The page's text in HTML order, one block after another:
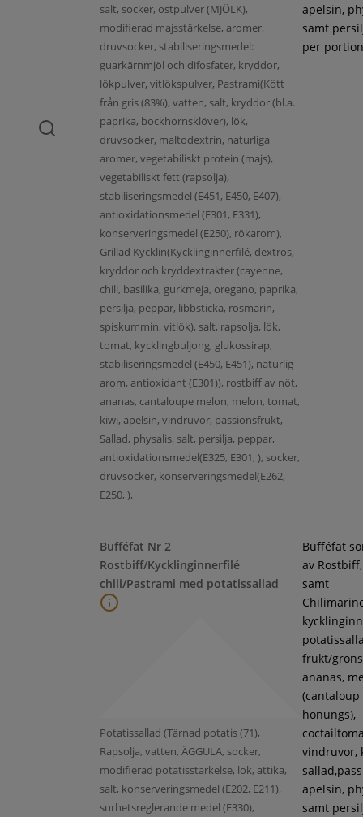
salt, socker, ostpulver (MJÖLK),
modifierad majsstärkelse, aromer,
druvsocker, stabiliseringsmedel:
guarkärnmjöl och difosfater, kryddor,
lökpulver, vitlökspulver, Pastrami(Kött
från gris (83%), vatten, salt, kryddor (bl.a.
paprika, bockhornsklöver), lök,
druvsocker, maltodextrin, naturliga
aromer, vegetabiliskt protein (majs),
vegetabiliskt fett (rapsolja),
stabiliseringsmedel (E451, E450, E407),
antioxidationsmedel (E301, E331),
konserveringsmedel (E250), rökarom),
Grillad Kycklin(Kycklinginnerfilé, dextros,
kryddor och kryddextrakter (cayenne,
chili, basilika, gurkmeja, oregano, paprika,
persilja, peppar, libbsticka, rosmarin,
spiskummin, vitlök), salt, rapsolja, lök,
tomat, kycklingbuljong, glukossirap,
stabiliseringsmedel (E450, E451), naturlig
arom, antioxidant (E301)), rostbiff av nöt,
ananas, cantaloupe melon, melon, tomat,
kiwi, apelsin, vindruvor, passionsfrukt,
Sallad, physalis, salt, persilja, peppar,
antioxidationsmedel(E325, E301, ), socker,
druvsocker, konserveringsmedel(E262,
E250, ),
apelsin,
samt
per
Bufféfat Nr 2
Rostbiff/Kycklinginnerfilé
chili/Pastrami med potatissallad
Potatissallad (Tärnad potatis (71),
Rapsolja, vatten, ÄGGULA, socker,
modifierad potatisstärkelse, lök, ättika,
salt, konserveringsmedel (E202, E211),
surhetsreglerande medel (E330),
Bufféfat
av
samt
frukt/
ananas,
(cantaloup
honungs),
vindruvor,
apelsin,
samt